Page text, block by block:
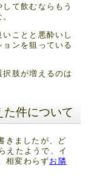
て飲むならもう
ことと悪酔いし
ンを狙っている
肢が増えるのは
件について
きましたが、ど
えたようで、イ
相変わらずお隣